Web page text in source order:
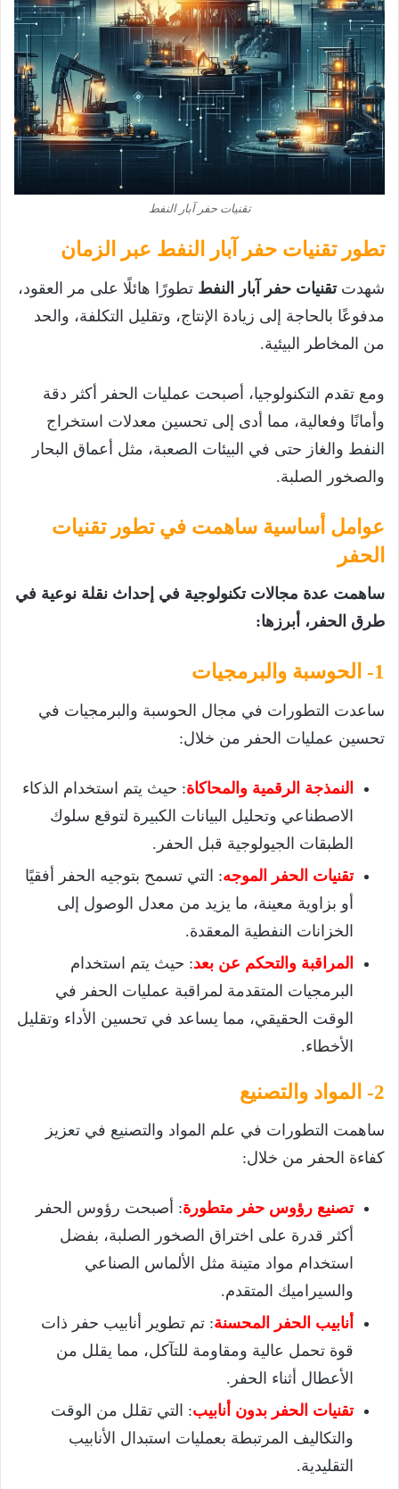
تقنيات حفر آبار النفط
تطور تقنيات حفر آبار النفط عبر الزمان
شهدتتقنيات حفر آبار النفط تطورًا هائلًا على مر العقود،
مدفوعًا بالحاجة إلى زيادة الإنتاج، وتقليل التكلفة، والحد
من المخاطر البيئية.
ومع تقدم التكنولوجيا، أصبحت عمليات الحفر أكثر دقة
وأمانًا وفعالية، مما أدى إلى تحسين معدلات استخراج
النفط والغاز حتى في البيئات الصعبة، مثل أعماق البحار
والصخور الصلبة.
عوامل أساسية ساهمت في تطور تقنيات
الحفر
ساهمت عدة مجالات تكنولوجية في إحداث نقلة نوعية في
طرق الحفر، أبرزها:
1- الحوسبة والبرمجيات
ساعدت التطورات في مجال الحوسبة والبرمجيات في
تحسين عمليات الحفر من خلال:
النمذجة الرقمية والمحاكاة: حيث يتم استخدام الذكاء
الاصطناعي وتحليل البيانات الكبيرة لتوقع سلوك
الطبقات الجيولوجية قبل الحفر.
تقنيات الحفر الموجه: التي تسمح بتوجيه الحفر أفقيًا
أو بزاوية معينة، ما يزيد من معدل الوصول إلى
الخزانات النفطية المعقدة.
المراقبة والتحكم عن بعد: حيث يتم استخدام
البرمجيات المتقدمة لمراقبة عمليات الحفر في
الوقت الحقيقي، مما يساعد في تحسين الأداء وتقليل
الأخطاء.
2- المواد والتصنيع
ساهمت التطورات في علم المواد والتصنيع في تعزيز
كفاءة الحفر من خلال:
تصنيع رؤوس حفر متطورة: أصبحت رؤوس الحفر
أكثر قدرة على اختراق الصخور الصلبة، بفضل
استخدام مواد متينة مثل الألماس الصناعي
والسيراميك المتقدم.
أنابيب الحفر المحسنة: تم تطوير أنابيب حفر ذات
قوة تحمل عالية ومقاومة للتآكل، مما يقلل من
الأعطال أثناء الحفر.
تقنيات الحفر بدون أنابيب: التي تقلل من الوقت
والتكاليف المرتبطة بعمليات استبدال الأنابيب
التقليدية.